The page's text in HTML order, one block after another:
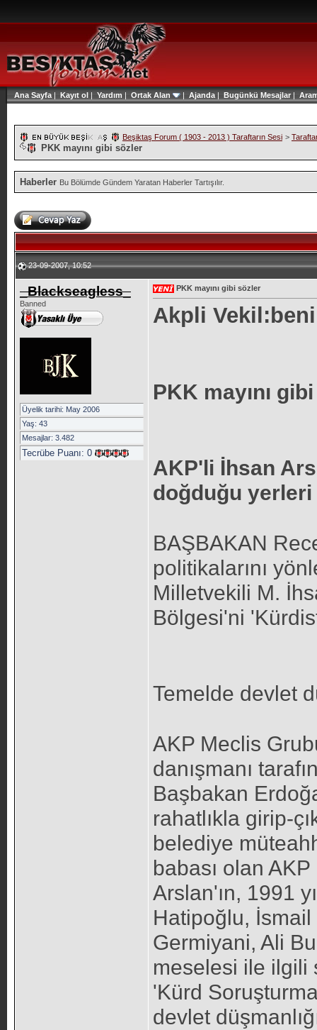
Ana Sayfa | Kayıt ol | Yardım | Ortak Alan | Ajanda | Bugünkü Mesajlar|
Beşiktaş Forum ( 1903 - 2013 ) Taraftarın Sesi >
PKK mayını gibi sözler
Haberler Bu Bölümde Gündem Yaratan Haberler Tartışılır.
23-09-2007, 10:52
_Blackseagless_
Banned
Üyelik tarihi: May 2006
Yaş: 43
Mesajlar: 3.482
Tecrübe Puanı: 0
PKK mayını gibi sözler
Akpli
PKK mayını
AKP'li İhsan
doğduğu yerleri
BAŞBAKAN
politikalarını
Milletvekili M.
Bölgesi'ni
Temelde devlet
AKP Meclis
danışmanı
Başbakan
rahatlıkla girip-
belediye
babası olan
Arslan'ın, 1991
Hatipoğlu,
Germiyani, Ali
meselesi ile ilgili
'Kürd
devlet